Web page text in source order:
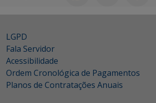
LGPD
Fala Servidor
Acessibilidade
Ordem Cronológica de Pagamentos
Planos de Contratações Anuais